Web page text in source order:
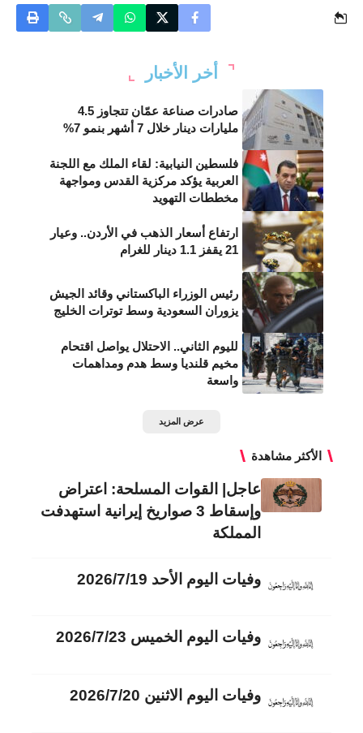
أخر الأخبار
صادرات صناعة عمّان تتجاوز 4.5
مليارات دينار خلال 7 أشهر بنمو 7%
فلسطين النيابية: لقاء الملك مع اللجنة
العربية يؤكد مركزية القدس ومواجهة
مخططات التهويد
ارتفاع أسعار الذهب في الأردن.. وعيار
21 يقفز 1.1 دينار للغرام
رئيس الوزراء الباكستاني وقائد الجيش
يزوران السعودية وسط توترات الخليج
لليوم الثاني.. الاحتلال يواصل اقتحام
مخيم قلنديا وسط هدم ومداهمات
واسعة
عرض المزيد
الأكثر مشاهدة
عاجل| القوات المسلحة: اعتراض
وإسقاط 3 صواريخ إيرانية استهدفت
المملكة
وفيات اليوم الأحد 2026/7/19
وفيات اليوم الخميس 2026/7/23
وفيات اليوم الاثنين 2026/7/20